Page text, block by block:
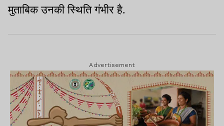
मुताबिक उनकी स्थिति गंभीर है.
Advertisement